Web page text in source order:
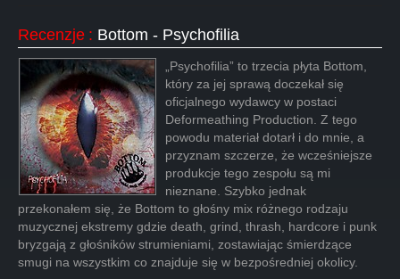
Recenzje : Bottom - Psychofilia
„Psychofilia” to trzecia płyta Bottom,
który za jej sprawą doczekał się
oficjalnego wydawcy w postaci
Deformeathing Production. Z tego
powodu materiał dotarł i do mnie, a
przyznam szczerze, że wcześniejsze
produkcje tego zespołu są mi
nieznane. Szybko jednak
przekonałem się, że Bottom to głośny mix różnego rodzaju
muzycznej ekstremy gdzie death, grind, thrash, hardcore i punk
bryzgają z głośników strumieniami, zostawiając śmierdzące
smugi na wszystkim co znajduje się w bezpośredniej okolicy.